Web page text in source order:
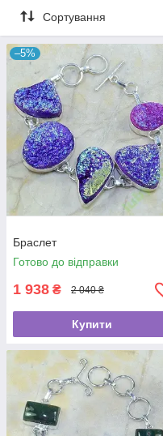
Сортування
–5%
Браслет
Готово до відправки
1 938 ₴ 2 040 ₴
Купити